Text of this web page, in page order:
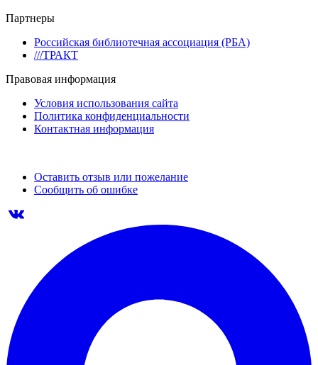
Партнеры
Российская библиотечная ассоциация (РБА)
///ТРАКТ
Правовая информация
Условия использования сайта
Политика конфиденциальности
Контактная информация
Оставить отзыв или пожелание
Сообщить об ошибке